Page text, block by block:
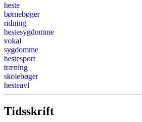
heste
børnebøger
ridning
hestesygdomme
vokal
sygdomme
hestesport
træning
skolebøger
hesteavl
Tidsskrift